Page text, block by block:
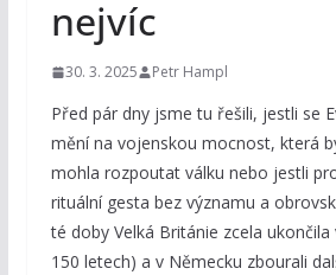
nejvíc
30. 3. 2025 Petr Hampl
Před pár dny jsme tu řešili, jestli se
mění na vojenskou mocnost, která
mohla rozpoutat válku nebo jestli
rituální gesta bez významu a
té doby Velká Británie zcela
150 letech) a v Německu zbourali